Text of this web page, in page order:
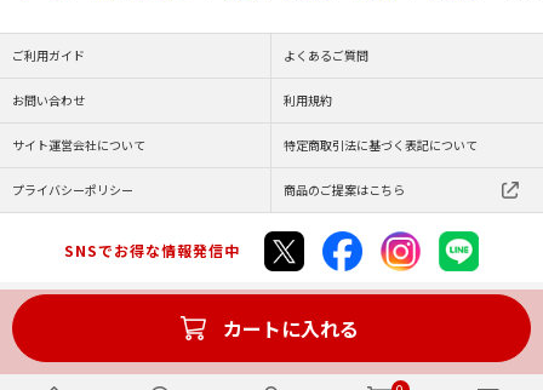
カートに入れる
ご利用ガイド よくあるご質問
お問い合わせ 利用規約
サイト運営会社について 特定商取引法に基づく表記について
プライバシーポリシー 商品のご提案はこちら
SNSでお得な情報発信中